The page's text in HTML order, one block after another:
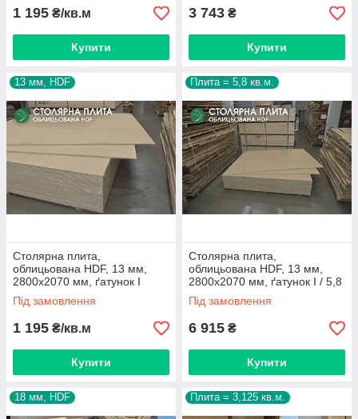
1 195 ₴/кв.м
Купити
3 743 ₴
Купити
13 мм, HDF
Столярна плита,
облицьована HDF, 13 мм,
2800х2070 мм, ґатунок I
Під замовлення
1 195 ₴/кв.м
Купити
Плита = 5,8 кв.м.
Столярна плита,
облицьована HDF, 13 мм,
2800х2070 мм, ґатунок I / 5,8
кв.м.
Під замовлення
6 915 ₴
Купити
18 мм, HDF Плита = 3,125 кв.м.